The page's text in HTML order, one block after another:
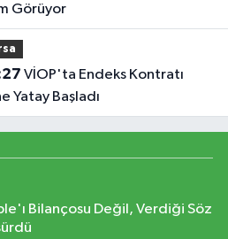
Görüyor
Yatay Başladı
Bilançosu Değil, Verdiği Söz